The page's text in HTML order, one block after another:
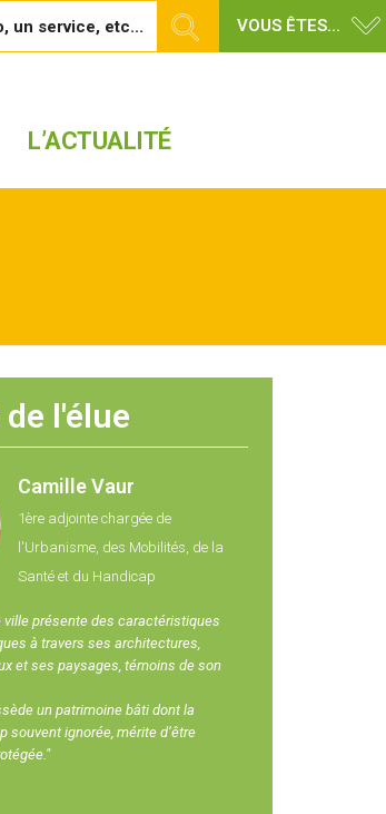
VOUS ÊTES...
L’ACTUALITÉ
l'élue
Camille Vaur
1ère adjointe chargée de
l'Urbanisme, des Mobilités, de la
Santé et du Handicap
ville présente des caractéristiques
à travers ses architectures,
et ses paysages, témoins de son
un patrimoine bâti dont la
souvent ignorée, mérite d’être